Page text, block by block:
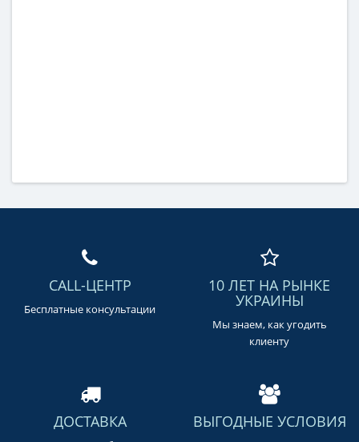
CALL-ЦЕНТР
Бесплатные консультации
10 ЛЕТ НА РЫНКЕ
УКРАИНЫ
Мы знаем, как угодить
клиенту
ДОСТАВКА ВЫГОДНЫЕ УСЛОВИЯ